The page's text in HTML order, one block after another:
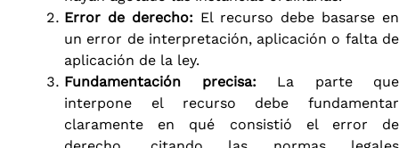
Error de derecho: El recurso debe basarse en
un error de interpretación, aplicación o falta de
aplicación de la ley.
Fundamentación precisa: La parte que
interpone el recurso debe fundamentar
claramente en qué consistió el error de